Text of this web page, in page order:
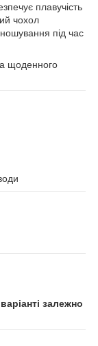
плавучість
чохол
під час
щоденного
залежно